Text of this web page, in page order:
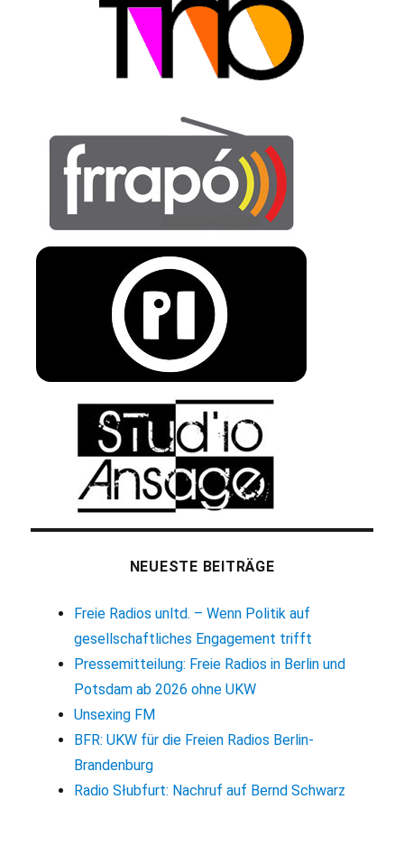
NEUESTE BEITRÄGE
Freie Radios unltd. – Wenn Politik auf
gesellschaftliches Engagement trifft
Pressemitteilung: Freie Radios in Berlin und
Potsdam ab 2026 ohne UKW
Unsexing FM
BFR: UKW für die Freien Radios Berlin-
Brandenburg
Radio Słubfurt: Nachruf auf Bernd Schwarz